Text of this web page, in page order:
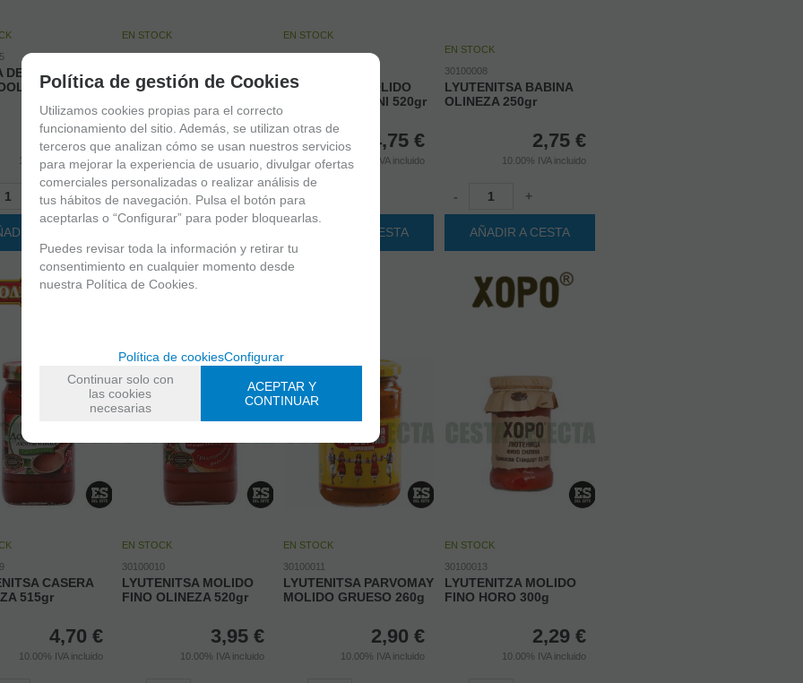
DE BERENJENAS
OLINEZA
4,65 €
10.00%IVA incluido
+
A CESTA
EN STOCK
30100006
LYUTENITSA CASERA
MOLIDO GRUESO
5,15 €
10.00% IVA incluido
- +
EN STOCK
30100007
CAMPESINA MOLIDO
GRUESO DERONI 520gr
4,75 €
10.00% IVA incluido
-
AÑADIR A CESTA
EN STOCK
30100008
LYUTENITSA BABINA
OLINEZA 250gr
2,75 €
10.00% IVA incluido
- +
AÑADIR A CESTA
CASERA
515gr
4,70 €
10.00% IVA incluido
EN STOCK
30100010
LYUTENITSA MOLIDO
FINO OLINEZA 520gr
3,95 €
10.00% IVA incluido
EN STOCK
30100011
LYUTENITSA PARVOMAY
MOLIDO GRUESO 260g
2,90 €
10.00% IVA incluido
EN STOCK
30100013
LYUTENITZA MOLIDO
FINO HORO 300g
2,29 €
10.00% IVA incluido
Política de gestión de Cookies
Utilizamos cookies propias para el correcto
funcionamiento del sitio. Además, se utilizan otras de
terceros que analizan cómo se usan nuestros servicios
para mejorar la experiencia de usuario, divulgar ofertas
comerciales personalizadas o realizar análisis de
tus hábitos de navegación. Pulsa el botón para
aceptarlas o “Configurar” para poder bloquearlas.
Puedes revisar toda la información y retirar tu
consentimiento en cualquier momento desde
nuestra Política de Cookies.
Política de cookiesConfigurar
Continuar solo con
las cookies
necesarias
ACEPTAR Y
CONTINUAR